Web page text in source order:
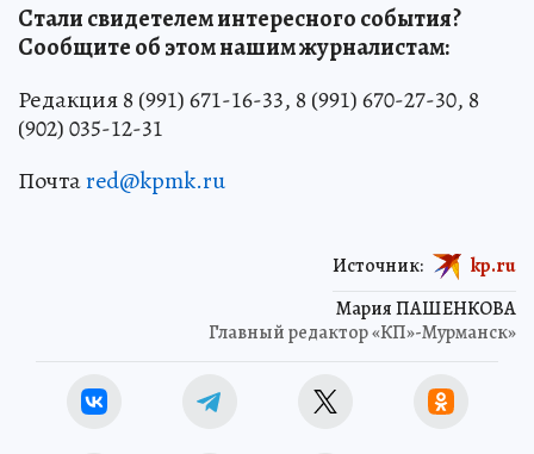
Стали свидетелем интересного события?
Сообщите об этом нашим журналистам:
Редакция 8 (991) 671-16-33, 8 (991) 670-27-30, 8
(902) 035-12-31
Почтаred@kpmk.ru
Мария ПАШЕНКОВА
Главный редактор «КП»-Мурманск»
Источник: kp.ru